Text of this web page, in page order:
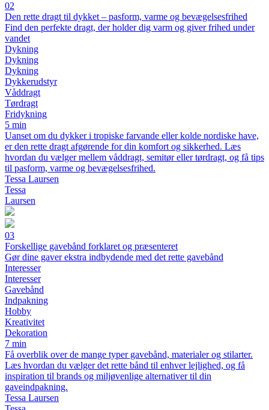
02
Den rette dragt til dykket – pasform, varme og bevægelsesfrihed
Find den perfekte dragt, der holder dig varm og giver frihed under
vandet
Dykning
Dykning
Dykning
Dykkerudstyr
Våddragt
Tørdragt
Fridykning
5 min
Uanset om du dykker i tropiske farvande eller kolde nordiske have,
er den rette dragt afgørende for din komfort og sikkerhed. Læs
hvordan du vælger mellem våddragt, semitør eller tørdragt, og få tips
til pasform, varme og bevægelsesfrihed.
Tessa Laursen
Tessa
Laursen
03
Forskellige gavebånd forklaret og præsenteret
Gør dine gaver ekstra indbydende med det rette gavebånd
Interesser
Interesser
Gavebånd
Indpakning
Hobby
Kreativitet
Dekoration
7 min
Få overblik over de mange typer gavebånd, materialer og stilarter.
Læs hvordan du vælger det rette bånd til enhver lejlighed, og få
inspiration til brands og miljøvenlige alternativer til din
gaveindpakning.
Tessa Laursen